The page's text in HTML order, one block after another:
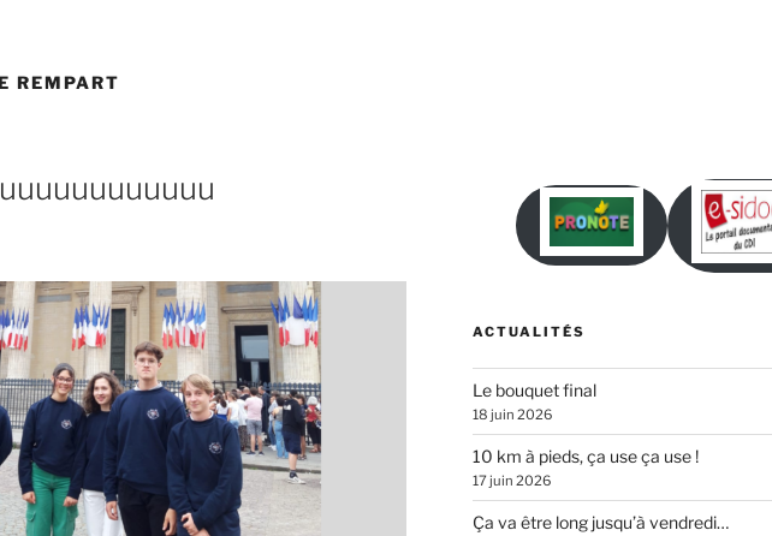
REMPART
ACTUALITÉS
Le bouquet final
18 juin 2026
10 km à pieds, ça use ça use !
17 juin 2026
Ça va être long jusqu’à vendredi…